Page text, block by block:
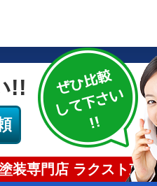
!!
装専門店 ラクスト東京